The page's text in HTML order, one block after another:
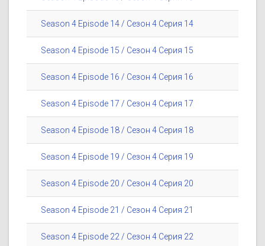
Season 4 Episode 14 / Сезон 4 Серия 14
Season 4 Episode 15 / Сезон 4 Серия 15
Season 4 Episode 16 / Сезон 4 Серия 16
Season 4 Episode 17 / Сезон 4 Серия 17
Season 4 Episode 18 / Сезон 4 Серия 18
Season 4 Episode 19 / Сезон 4 Серия 19
Season 4 Episode 20 / Сезон 4 Серия 20
Season 4 Episode 21 / Сезон 4 Серия 21
Season 4 Episode 22 / Сезон 4 Серия 22